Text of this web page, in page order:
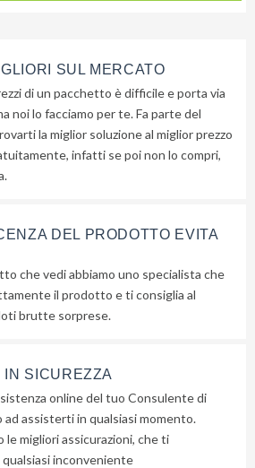
SUL MERCATO
di un pacchetto è difficile e porta via
noi lo facciamo per te. Fa parte del
la miglior soluzione al miglior prezzo
infatti se poi non lo compri,
DEL PRODOTTO EVITA
che vedi abbiamo uno specialista che
il prodotto e ti consiglia al
brutte sorprese.
IN SICUREZZA
online del tuo Consulente di
ad assisterti in qualsiasi momento.
le migliori assicurazioni, che ti
inconveniente